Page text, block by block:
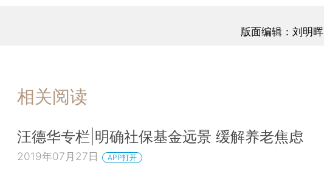
版面编辑：刘明晖
相关阅读
汪德华专栏|明确社保基金远景 缓解养老焦虑
2019年07月27日 APP打开